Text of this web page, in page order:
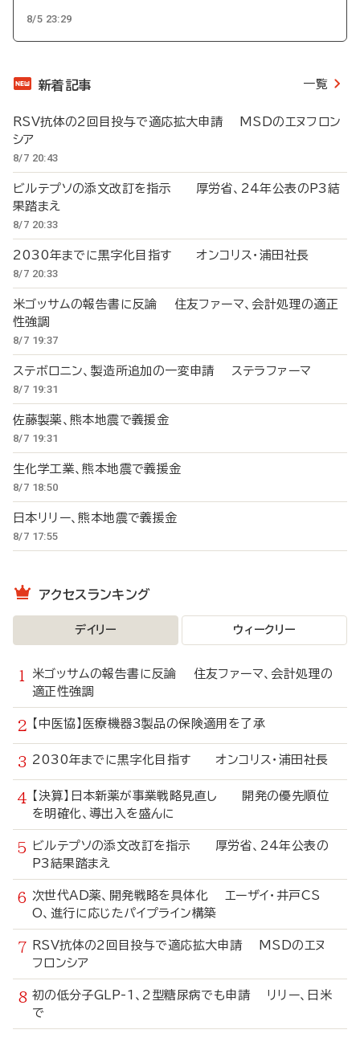
8/5 23:29
新着記事 一覧
RSV抗体の2回目投与で適応拡大申請 MSDのエヌフロン
シア
8/7 20:43
ビルテプソの添文改訂を指示 厚労省、24年公表のP3結
果踏まえ
8/7 20:33
2030年までに黒字化目指す オンコリス・浦田社長
8/7 20:33
米ゴッサムの報告書に反論 住友ファーマ、会計処理の適正
性強調
8/7 19:37
ステボロニン、製造所追加の一変申請 ステラファーマ
8/7 19:31
佐藤製薬、熊本地震で義援金
8/7 19:31
生化学工業、熊本地震で義援金
8/7 18:50
日本リリー、熊本地震で義援金
8/7 17:55
アクセスランキング
デイリー ウィークリー
米ゴッサムの報告書に反論 住友ファーマ、会計処理の
適正性強調
【中医協】医療機器3製品の保険適用を了承
2030年までに黒字化目指す オンコリス・浦田社長
【決算】日本新薬が事業戦略見直し 開発の優先順位
を明確化、導出入を盛んに
ビルテプソの添文改訂を指示 厚労省、24年公表の
P3結果踏まえ
次世代AD薬、開発戦略を具体化 エーザイ・井戸CS
O、進行に応じたパイプライン構築
RSV抗体の2回目投与で適応拡大申請 MSDのエヌ
フロンシア
初の低分子GLP-1、2型糖尿病でも申請 リリー、日米
で